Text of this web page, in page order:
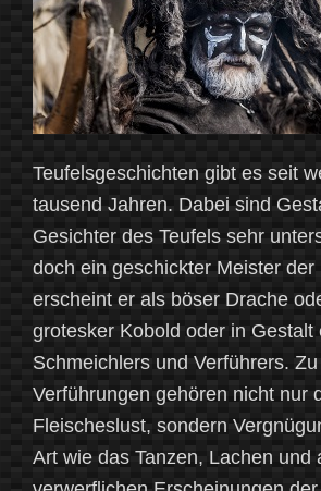
Teufelsgeschichten gibt es seit
tausend Jahren. Dabei sind
Gesichter des Teufels sehr
doch ein geschickter Meister
erscheint er als böser Drache
grotesker Kobold oder in Gestalt
Schmeichlers und Verführers.
Verführungen gehören nicht nur
Fleischeslust, sondern
Art wie das Tanzen, Lachen und